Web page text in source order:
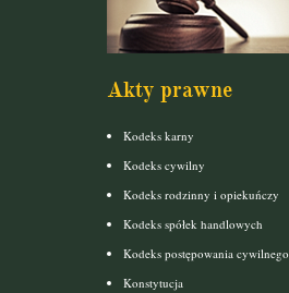
Akty prawne
Kodeks karny
Kodeks cywilny
Kodeks rodzinny i opiekuńczy
Kodeks spółek handlowych
Kodeks postępowania cywilnego
Konstytucja